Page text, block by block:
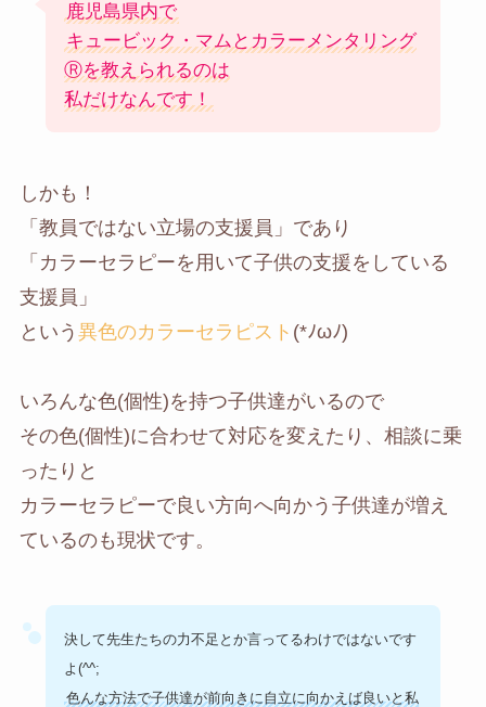
鹿児島県内で
キュービック・マムとカラーメンタリング
Ⓡを教えられるのは
私だけなんです！
しかも！
「教員ではない立場の支援員」であり
「カラーセラピーを用いて子供の支援をしている
支援員」
という 異色のカラーセラピスト (*ﾉωﾉ)
いろんな色(個性)を持つ子供達がいるので
その色(個性)に合わせて対応を変えたり、相談に乗
ったりと
カラーセラピーで良い方向へ向かう子供達が増え
ているのも現状です。
決して先生たちの力不足とか言ってるわけではないです
よ(^^;
色んな方法で子供達が前向きに自立に向かえば良いと私